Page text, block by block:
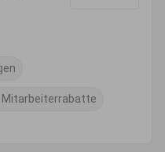
Mitarbeiterrabatte